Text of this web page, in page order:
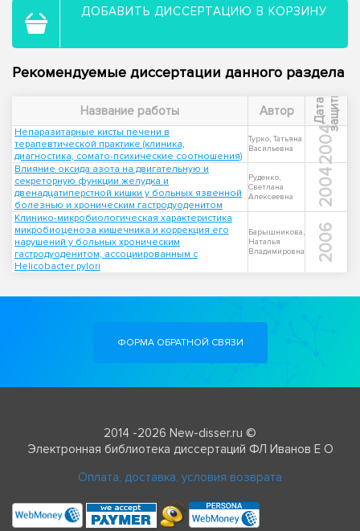
ДОБАВИТЬ ДИССЕРТАЦИЮ В КОРЗИНУ
Рекомендуемые диссертации данного раздела
Название работы Автор Д
а
т
а
з
а
щ
и
т ы
Непаразитарные кисты печени в
терапевтической практике (клиника,
диагностика, сомато-психические соотношения)
Турко, Татьяна
Васильевна
2004
Влияние оксида азота на двигательную и
секреторную функции желудка и
двенадцатиперстной кишки у больных язвенной
болезнью и хроническим гастродуоденитом
Руденко,
Светлана
Алексеевна
2004
Клинико-микробиологическая характеристика
микробиоценоза кишечника и коррекция его
нарушений у больных хроническим
гастродуоденитом, ассоциированным с
Helicobacter pylori
Барышникова,
Наталья
Владимировна
2006
ФОРМА ОБРАТНОЙ СВЯЗИ
2014 -2026 New-disser.ru ©
Электронная библиотека диссертаций ФЛ Иванов Е О
Оплата, доставка, условия возврата